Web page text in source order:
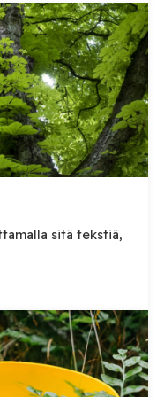
järjetön määrä.
todella
ohi,
sitä tekstiä,